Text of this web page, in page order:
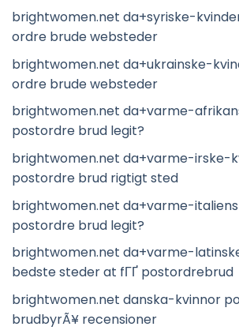
brightwomen.net da+syriske-
ordre brude websteder
brightwomen.net da+ukrainske-
ordre brude websteder
brightwomen.net da+varme-
postordre brud legit?
brightwomen.net da+varme-irske-
postordre brud rigtigt sted
brightwomen.net da+varme-
postordre brud legit?
brightwomen.net da+varme-
bedste steder at fГҐ postordrebrud
brightwomen.net danska-kvinnor
brudbyrÃ¥ recensioner